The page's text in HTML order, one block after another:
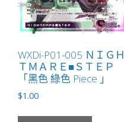
LV3
無
LB」
數
量
WXDi-P01-005 ＮＩＧＨ
ＴＭＡＲＥ■ＳＴＥＰ
「黑色 綠色 Piece 」
$1.00